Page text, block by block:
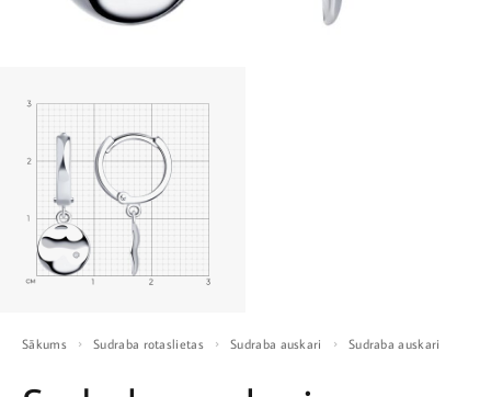
Sākums Sudraba rotaslietas Sudraba auskari Sudraba auskari